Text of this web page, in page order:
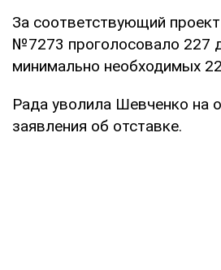
За соответствующий
№7273 проголосовало 227
минимально необходимых
Рада уволила Шевченко на
заявления об отставке.